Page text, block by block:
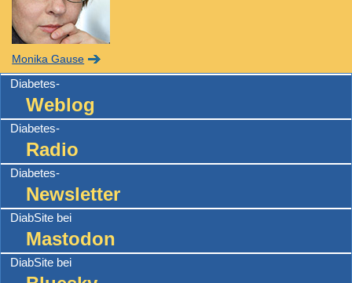
Monika Gause
Diabetes-
Weblog
Diabetes-
Radio
Diabetes-
Newsletter
DiabSite bei
Mastodon
DiabSite bei